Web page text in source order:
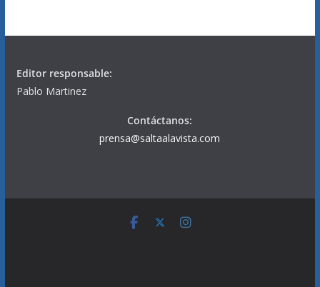
Editor responsable:
Pablo Martinez
Contáctanos:
prensa@saltaalavista.com